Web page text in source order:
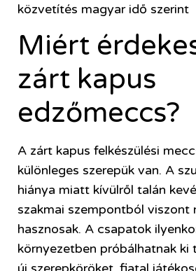
közvetítés magyar idő szerint
Miért
zárt kapus
edzőmeccs?
A zárt kapus felkészülési
különleges szerepük van. A
hiánya miatt kívülről talán
szakmai szempontból viszont
hasznosak. A csapatok
környezetben próbálhatnak ki